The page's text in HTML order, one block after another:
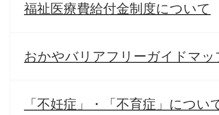
福祉医療費給付金制度について
おかやバリアフリーガイドマッ
「不妊症」・「不育症」につ